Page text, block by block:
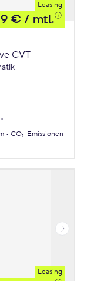
Leasing
€ / mtl.
CVT
CO₂-Emissionen
Leasing